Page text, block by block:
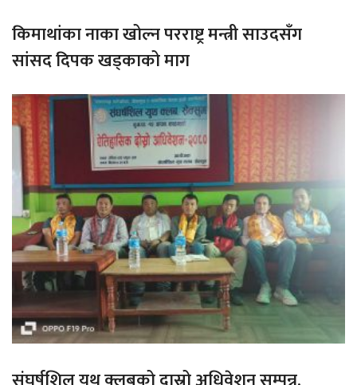
किमाथांका नाका खोल्न परराष्ट्र मन्त्री साउदसँग
सांसद दिपक खड्काको माग